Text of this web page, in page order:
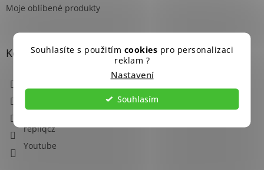
Souhlasíte s použitím cookies pro personalizaci
reklam ?
Nastavení
Souhlasím
Moje oblíbené produkty
Kontakt
776069079 (PO-PÁ 08 - 15:00)
Facebook
repliqcz
Youtube